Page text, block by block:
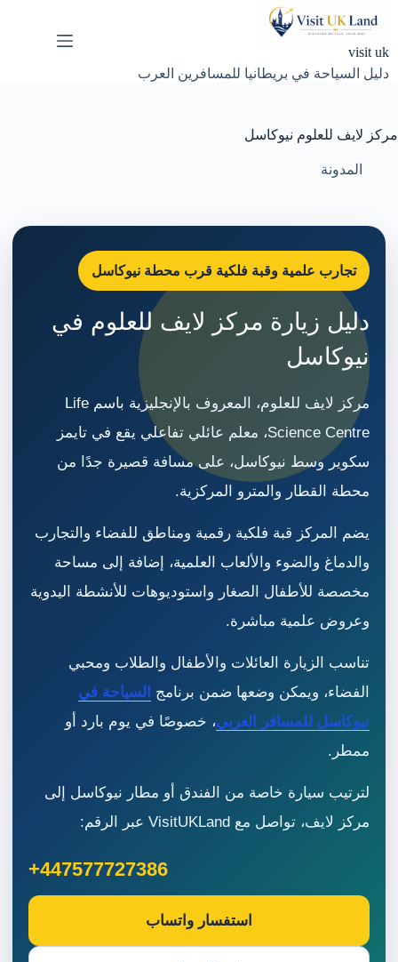
visit uk
دليل السياحة في بريطانيا للمسافرين العرب
مركز لايف للعلوم نيوكاسل
المدونة
تجارب علمية وقبة فلكية قرب محطة نيوكاسل
دليل زيارة مركز لايف للعلوم في
نيوكاسل
مركز لايف للعلوم، المعروف بالإنجليزية باسم Life
Science Centre، معلم عائلي تفاعلي يقع في تايمز
سكوير وسط نيوكاسل، على مسافة قصيرة جدًا من
محطة القطار والمترو المركزية.
يضم المركز قبة فلكية رقمية ومناطق للفضاء والتجارب
والدماغ والضوء والألعاب العلمية، إضافة إلى مساحة
مخصصة للأطفال الصغار واستوديوهات للأنشطة اليدوية
وعروض علمية مباشرة.
تناسب الزيارة العائلات والأطفال والطلاب ومحبي
الفضاء، ويمكن وضعها ضمن برنامج السياحة في
نيوكاسل للمسافر العربي، خصوصًا في يوم بارد أو
ممطر.
لترتيب سيارة خاصة من الفندق أو مطار نيوكاسل إلى
مركز لايف، تواصل مع VisitUKLand عبر الرقم:
+447577727386
استفسار واتساب